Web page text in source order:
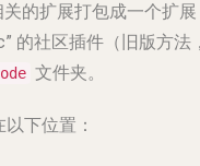
的扩展打包成一个扩展
的社区插件（旧版方法
文件夹。
下位置：